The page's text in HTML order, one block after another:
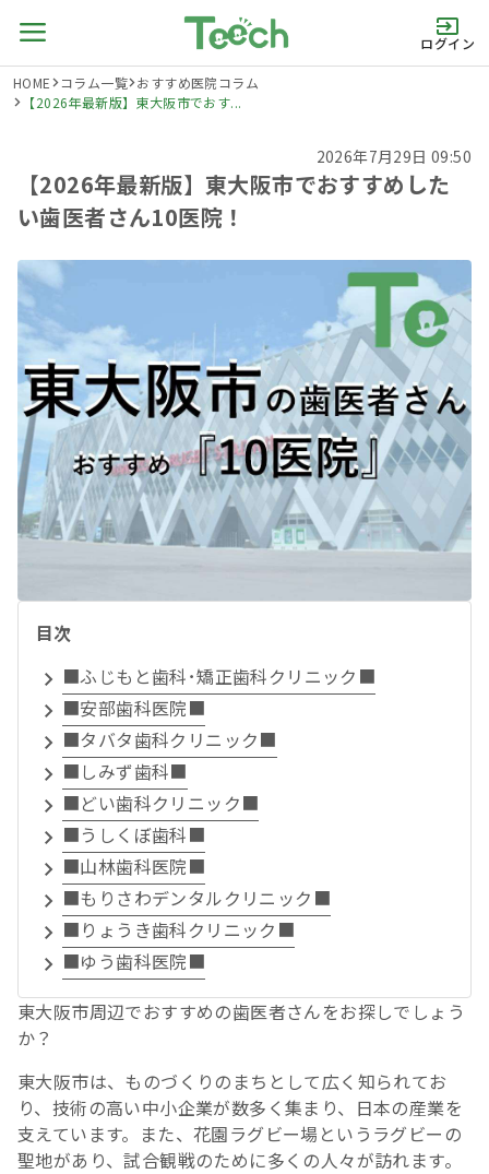
ログイン
HOME コラム一覧 おすすめ医院コラム
【2026年最新版】東大阪市でおす...
2026年7月29日 09:50
【2026年最新版】東大阪市でおすすめした
い歯医者さん10医院！
目次
■ふじもと歯科･矯正歯科クリニック■
■安部歯科医院■
■タバタ歯科クリニック■
■しみず歯科■
■どい歯科クリニック■
■うしくぼ歯科■
■山林歯科医院■
■もりさわデンタルクリニック■
■りょうき歯科クリニック■
■ゆう歯科医院■
東大阪市周辺でおすすめの歯医者さんをお探しでしょう
か？
東大阪市は、ものづくりのまちとして広く知られてお
り、技術の高い中小企業が数多く集まり、日本の産業を
支えています。また、花園ラグビー場というラグビーの
聖地があり、試合観戦のために多くの人々が訪れます。